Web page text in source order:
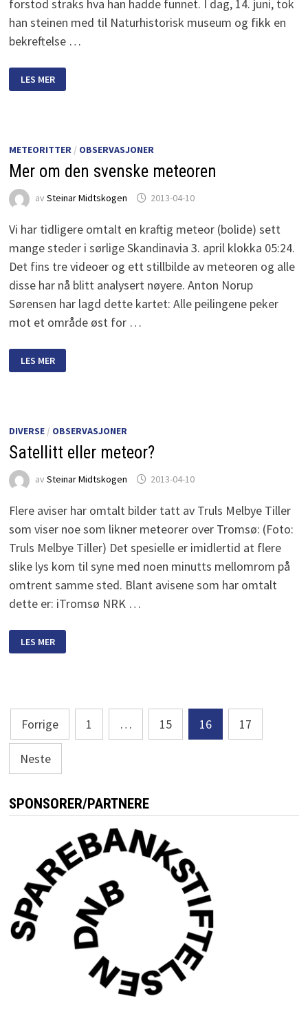
forstod straks hva han hadde funnet. I dag, 14. juni, tok
han steinen med til Naturhistorisk museum og fikk en
bekreftelse …
16.
METEORITT
LES MER
METEORITTER/ OBSERVASJONER
Mer om den svenske meteoren
av Steinar Midtskogen 2013-04-10
Vi har tidligere omtalt en kraftig meteor (bolide) sett
mange steder i sørlige Skandinavia 3. april klokka 05:24.
Det fins tre videoer og ett stillbilde av meteoren og alle
disse har nå blitt analysert nøyere. Anton Norup
Sørensen har lagd dette kartet: Alle peilingene peker
mot et område øst for …
OM
DEN
LES MER
DIVERSE/ OBSERVASJONER
Satellitt eller meteor?
av Steinar Midtskogen 2013-04-10
Flere aviser har omtalt bilder tatt av Truls Melbye Tiller
som viser noe som likner meteorer over Tromsø: (Foto:
Truls Melbye Tiller) Det spesielle er imidlertid at flere
slike lys kom til syne med noen minutts mellomrom på
omtrent samme sted. Blant avisene som har omtalt
dette er: iTromsø NRK …
SATELLITT
ELLER
METEOR?
LES MER
Sidepaginering
Forrige 1 … 15 16 17
Neste
SPONSORER/PARTNERE